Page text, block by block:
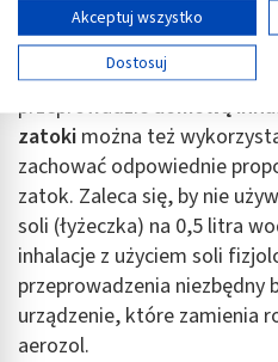
zatoki. W przypadku
o działaniu
sosnowy lub eukaliptusowy.
przeprowadzić domową
zatoki można też
zachować odpowiednie
zatok. Zaleca się, by nie
soli (łyżeczka) na 0,5 litra
inhalacje z użyciem soli
przeprowadzenia niezbędny
urządzenie, które zamienia
aerozol.
Wyświetl listę partnerów (11
Używamy Twoich danych w
Cele przetwarzania IAB:
Przechowywanie informacji
dostęp do nich
Wykorzystywanie
wyboru reklam
Tworzenie profili w celu
reklam
Wykorzystanie profili do
spersonalizowanych reklam
Akceptuj wszystko
Dostosuj